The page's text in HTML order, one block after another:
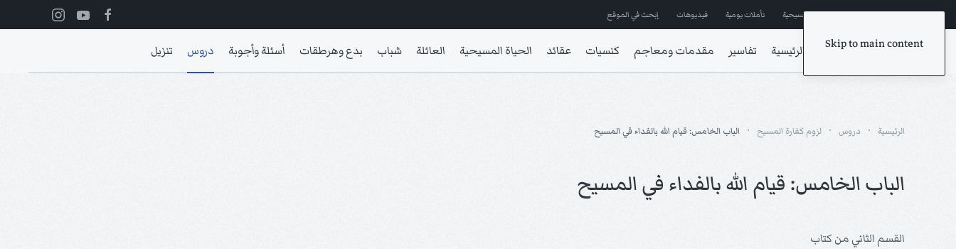
Skip to main content
إشترك في المراسلات ترانيم مسيحية تأملات يومية فيديوهات إبحث في الموقع
الرئيسية تفاسير مقدمات ومعاجم كنسيات عقائد الحياة المسيحية العائلة شباب بدع وهرطقات أسئلة وأجوبة دروس تنزيل
الرئيسية دروس لزوم كفارة المسيح الباب الخامس: قيام الله بالفداء في المسيح
الباب الخامس: قيام الله بالفداء في المسيح
القسم الثاني من كتاب